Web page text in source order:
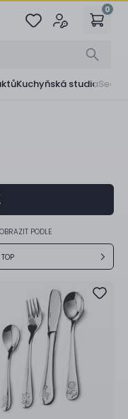
0
Kuchyňská studia
PODLE
TOP